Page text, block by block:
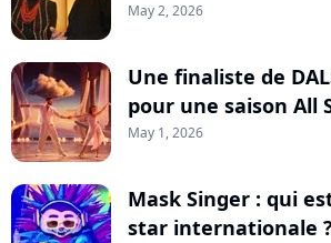
May 2, 2026
Une finaliste de
pour une saison All
May 1, 2026
Mask Singer : qui
star internationale ?